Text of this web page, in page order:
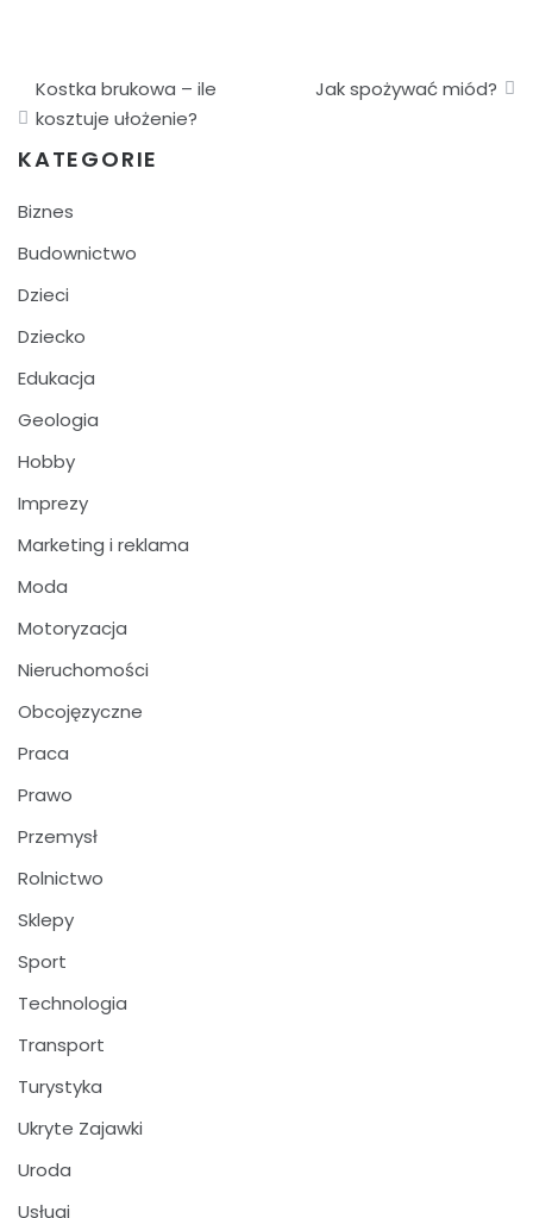
Nawigacja
wpisu
Kostka brukowa – ile
kosztuje ułożenie?
Jak spożywać miód?
KATEGORIE
Biznes
Budownictwo
Dzieci
Dziecko
Edukacja
Geologia
Hobby
Imprezy
Marketing i reklama
Moda
Motoryzacja
Nieruchomości
Obcojęzyczne
Praca
Prawo
Przemysł
Rolnictwo
Sklepy
Sport
Technologia
Transport
Turystyka
Ukryte Zajawki
Uroda
Usługi